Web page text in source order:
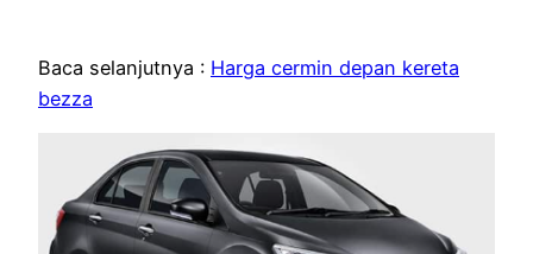
Baca selanjutnya : Harga cermin depan kereta
bezza